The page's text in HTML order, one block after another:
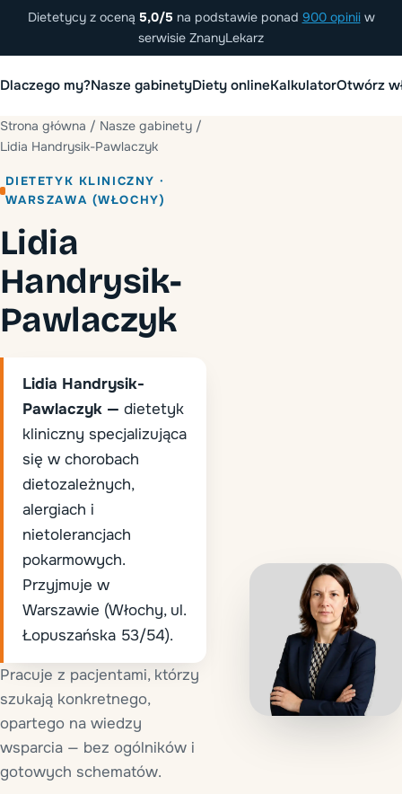
Dietetycy z oceną 5,0/5 na podstawie ponad 900 opiniiw
serwisie ZnanyLekarz
Dlaczego my?Nasze gabinetyDiety onlineKalkulatorOtwórz
Strona główna / Nasze gabinety /
Lidia Handrysik-Pawlaczyk
DIETETYK KLINICZNY ·
WARSZAWA (WŁOCHY)
Lidia
Handrysik-
Pawlaczyk
Lidia Handrysik-
Pawlaczyk — dietetyk
kliniczny specjalizująca
się w chorobach
dietozależnych,
alergiach i
nietolerancjach
pokarmowych.
Przyjmuje w
Warszawie (Włochy, ul.
Łopuszańska 53/54).
Pracuje z pacjentami, którzy
szukają konkretnego,
opartego na wiedzy
wsparcia — bez ogólników i
gotowych schematów.